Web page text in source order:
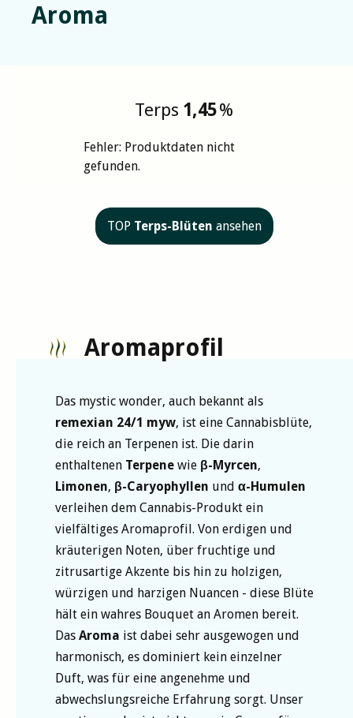
Aroma
Terps 1,45%
Fehler: Produktdaten nicht
gefunden.
TOP Terps-Blüten ansehen
Aromaprofil
Das mystic wonder, auch bekannt als
remexian 24/1 myw, ist eine Cannabisblüte,
die reich an Terpenen ist. Die darin
enthaltenen Terpene wie β-Myrcen,
Limonen, β-Caryophyllen und α-Humulen
verleihen dem Cannabis-Produkt ein
vielfältiges Aromaprofil. Von erdigen und
kräuterigen Noten, über fruchtige und
zitrusartige Akzente bis hin zu holzigen,
würzigen und harzigen Nuancen - diese Blüte
hält ein wahres Bouquet an Aromen bereit.
Das Aroma ist dabei sehr ausgewogen und
harmonisch, es dominiert kein einzelner
Duft, was für eine angenehme und
abwechslungsreiche Erfahrung sorgt. Unser